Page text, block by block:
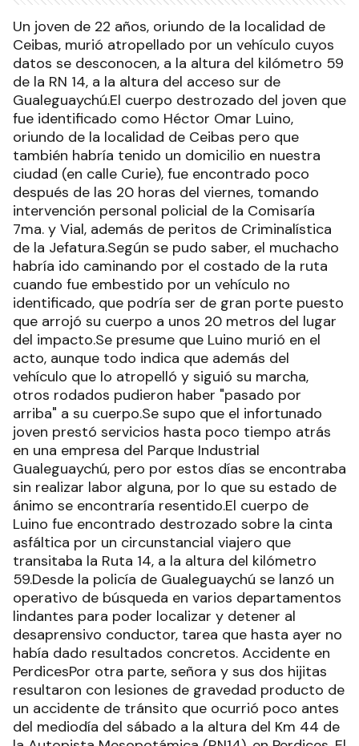
Un joven de 22 años, oriundo de la localidad de
Ceibas, murió atropellado por un vehículo cuyos
datos se desconocen, a la altura del kilómetro 59
de la RN 14, a la altura del acceso sur de
Gualeguaychú.El cuerpo destrozado del joven que
fue identificado como Héctor Omar Luino,
oriundo de la localidad de Ceibas pero que
también habría tenido un domicilio en nuestra
ciudad (en calle Curie), fue encontrado poco
después de las 20 horas del viernes, tomando
intervención personal policial de la Comisaría
7ma. y Vial, además de peritos de Criminalística
de la Jefatura.Según se pudo saber, el muchacho
habría ido caminando por el costado de la ruta
cuando fue embestido por un vehículo no
identificado, que podría ser de gran porte puesto
que arrojó su cuerpo a unos 20 metros del lugar
del impacto.Se presume que Luino murió en el
acto, aunque todo indica que además del
vehículo que lo atropelló y siguió su marcha,
otros rodados pudieron haber "pasado por
arriba" a su cuerpo.Se supo que el infortunado
joven prestó servicios hasta poco tiempo atrás
en una empresa del Parque Industrial
Gualeguaychú, pero por estos días se encontraba
sin realizar labor alguna, por lo que su estado de
ánimo se encontraría resentido.El cuerpo de
Luino fue encontrado destrozado sobre la cinta
asfáltica por un circunstancial viajero que
transitaba la Ruta 14, a la altura del kilómetro
59.Desde la policía de Gualeguaychú se lanzó un
operativo de búsqueda en varios departamentos
lindantes para poder localizar y detener al
desaprensivo conductor, tarea que hasta ayer no
había dado resultados concretos. Accidente en
PerdicesPor otra parte, señora y sus dos hijitas
resultaron con lesiones de gravedad producto de
un accidente de tránsito que ocurrió poco antes
del mediodía del sábado a la altura del Km 44 de